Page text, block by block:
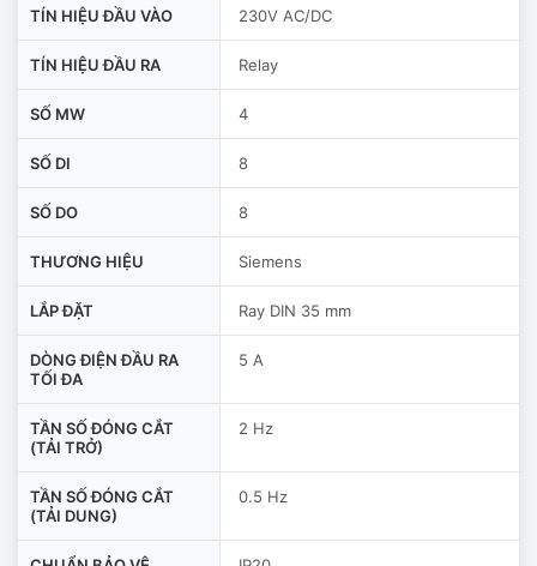
TÍN HIỆU ĐẦU VÀO 230V AC/DC
TÍN HIỆU ĐẦU RA Relay
SỐ MW 4
SỐ DI 8
SỐ DO 8
THƯƠNG HIỆU Siemens
LẮP ĐẶT Ray DIN 35 mm
DÒNG ĐIỆN ĐẦU RA
TỐI ĐA
5 A
TẦN SỐ ĐÓNG CẮT
(TẢI TRỞ)
2 Hz
TẦN SỐ ĐÓNG CẮT
(TẢI DUNG)
0.5 Hz